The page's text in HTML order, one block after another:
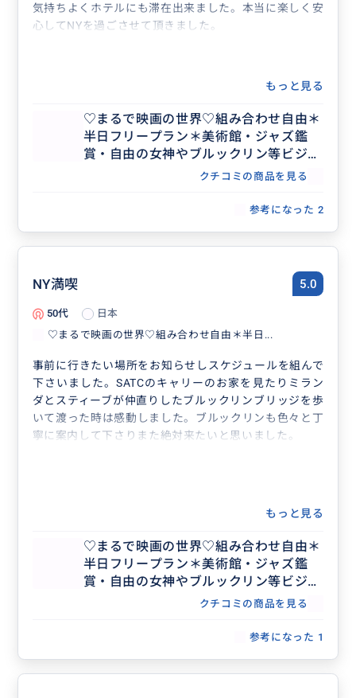
気持ちよくホテルにも滞在出来ました。本当に楽しく安
心してNYを過ごさせて頂きました。
もっと見る
♡まるで映画の世界♡組み合わせ自由＊
半日フリープラン＊美術館・ジャズ鑑
賞・自由の女神やブルックリン等ビジネ
ス渡航にもおすすめ♡人数上限なし
クチコミの商品を見る
参考になった 2
NY満喫 5.0
50代
日本
♡まるで映画の世界♡組み合わせ自由＊半日...
事前に行きたい場所をお知らせしスケジュールを組んで
下さいました。SATCのキャリーのお家を見たりミラン
ダとスティーブが仲直りしたブルックリンブリッジを歩
いて渡った時は感動しました。ブルックリンも色々と丁
寧に案内して下さりまた絶対来たいと思いました。
もっと見る
♡まるで映画の世界♡組み合わせ自由＊
半日フリープラン＊美術館・ジャズ鑑
賞・自由の女神やブルックリン等ビジネ
ス渡航にもおすすめ♡人数上限なし
クチコミの商品を見る
参考になった 1